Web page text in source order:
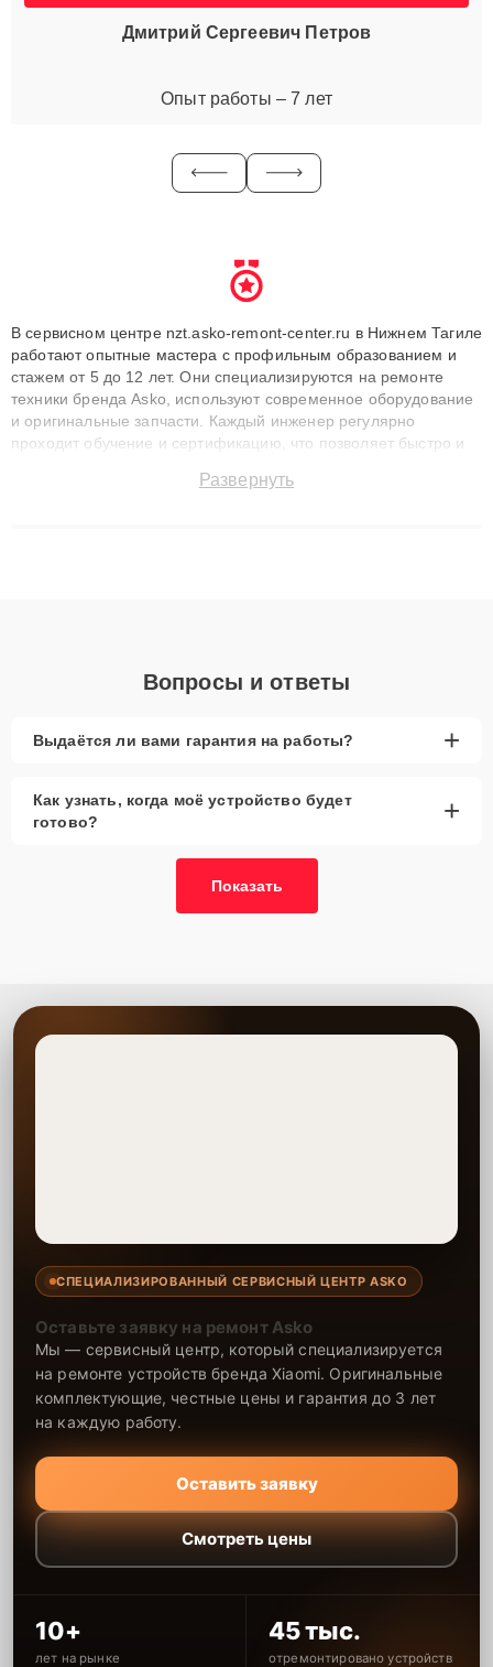
Дмитрий Сергеевич Петров
Опыт работы – 7 лет
В сервисном центре nzt.asko-remont-center.ru в Нижнем Тагиле
работают опытные мастера с профильным образованием и
стажем от 5 до 12 лет. Они специализируются на ремонте
техники бренда Asko, используют современное оборудование
и оригинальные запчасти. Каждый инженер регулярно
проходит обучение и сертификацию, что позволяет быстро и
сохранением гарантии до 3 лет. Наши мастера решают
Развернуть
Вопросы и ответы
Выдаётся ли вами гарантия на работы? +
Как узнать, когда моё устройство будет
готово?
+
Показать
СПЕЦИАЛИЗИРОВАННЫЙ СЕРВИСНЫЙ ЦЕНТР ASKO
Оставьте заявку на ремонт Asko
Мы — сервисный центр, который специализируется
на ремонте устройств бренда Xiaomi. Оригинальные
комплектующие, честные цены и гарантия до 3 лет
на каждую работу.
Оставить заявку
Смотреть цены
10+
лет на рынке
45 тыс.
отремонтировано устройств